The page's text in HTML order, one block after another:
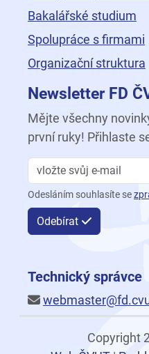
Bakalářské studium
Spolupráce s firmami
Organizační struktura
Newsletter FD
Mějte všechny
první ruky! Přihlaste
Odesláním souhlasíte se
Odebírat
Technický správce
Copyright